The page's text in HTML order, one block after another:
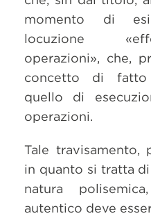
momento di
locuzione
operazioni», che,
concetto di fatto
quello di
operazioni.
Tale travisamento,
in quanto si tratta
natura
autentico deve